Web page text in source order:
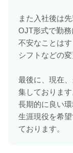
また入社後は
OJT形式で勤務
不安なことはす
シフトなどの
最後に、現在
集しております
長期的に良い環
生涯現役を希
ております。